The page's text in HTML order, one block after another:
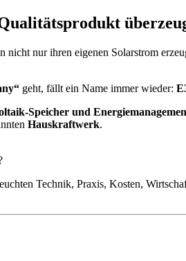
nur ihren eigenen Solarstrom
geht, fällt ein Name immer wieder:
Speicher und
Hauskraftwerk.
Technik, Praxis, Kosten,